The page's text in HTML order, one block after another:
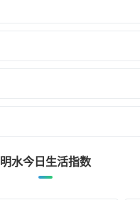
明水今日生活指数